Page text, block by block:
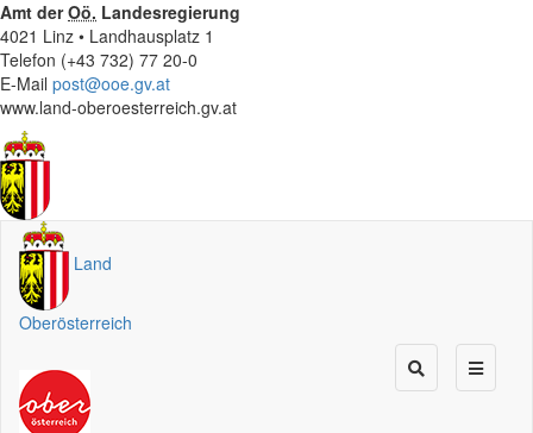
Amt derOö. Landesregierung
4021 Linz • Landhausplatz 1
Telefon (+43 732) 77 20-0
E-Mail post@ooe.gv.at
www.land-oberoesterreich.gv.at
Land
Oberösterreich